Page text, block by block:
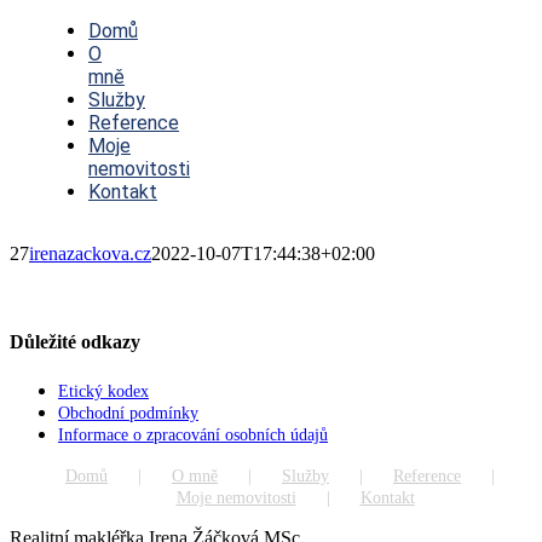
NavigationDomů
O
mně
Služby
Reference
Moje
nemovitosti
Kontakt
27irenazackova.cz2022-10-07T17:44:38+02:00
Důležité odkazy
Etický kodex
Obchodní podmínky
Informace o zpracování osobních údajů
Domů O mně Služby
Reference
Moje nemovitosti
Kontakt
Realitní makléřka Irena Žáčková MSc.